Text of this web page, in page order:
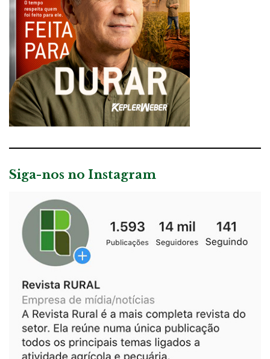
Siga-nos no Instagram